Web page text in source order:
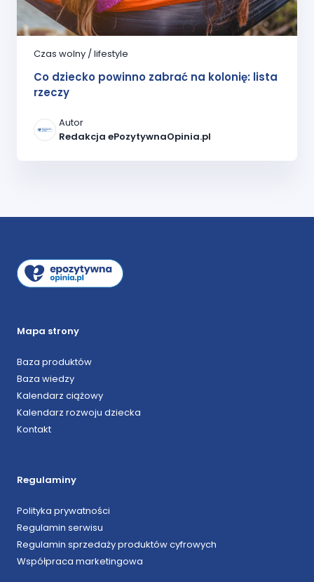
Czas wolny / lifestyle
Co dziecko powinno zabrać na kolonię: lista
rzeczy
Autor
Redakcja ePozytywnaOpinia.pl
Mapa strony
Baza produktów
Baza wiedzy
Kalendarz ciążowy
Kalendarz rozwoju dziecka
Kontakt
Regulaminy
Polityka prywatności
Regulamin serwisu
Regulamin sprzedaży produktów cyfrowych
Współpraca marketingowa